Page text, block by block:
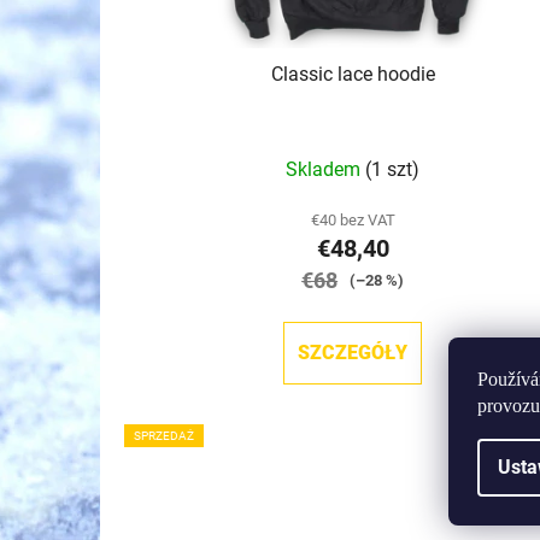
Classic lace hoodie
ocena
produktu
wynosi
5,0
5
Skladem (1 szt)
€40 bez VAT
€48,40
€68 (–28 %)
SZCZEGÓŁY
SPRZEDAŻ